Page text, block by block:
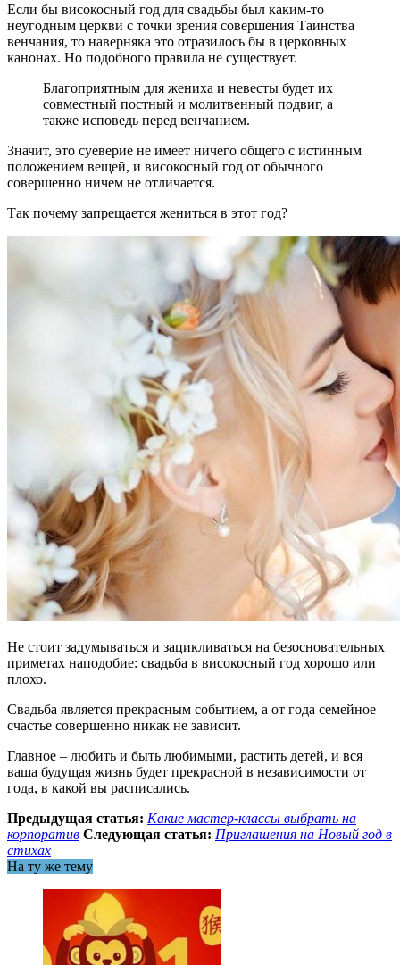
Если бы високосный год для свадьбы был каким-то
неугодным церкви с точки зрения совершения Таинства
венчания, то наверняка это отразилось бы в церковных
канонах. Но подобного правила не существует.
Благоприятным для жениха и невесты будет их
совместный постный и молитвенный подвиг, а
также исповедь перед венчанием.
Значит, это суеверие не имеет ничего общего с истинным
положением вещей, и високосный год от обычного
совершенно ничем не отличается.
Так почему запрещается жениться в этот год?
Не стоит задумываться и зацикливаться на безосновательных
приметах наподобие: свадьба в високосный год хорошо или
плохо.
Свадьба является прекрасным событием, а от года семейное
счастье совершенно никак не зависит.
Главное – любить и быть любимыми, растить детей, и вся
ваша будущая жизнь будет прекрасной в независимости от
года, в какой вы расписались.
Предыдущая статья: Какие мастер-классы выбрать на
корпоратив Следующая статья: Приглашения на Новый год в
стихах
На ту же тему